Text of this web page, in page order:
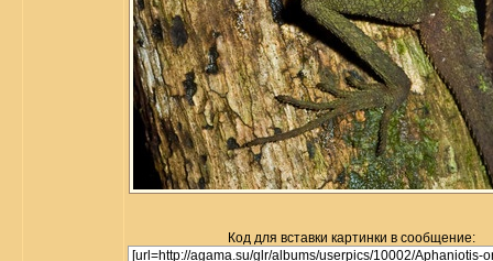
Код для вставки картинки в сообщение: